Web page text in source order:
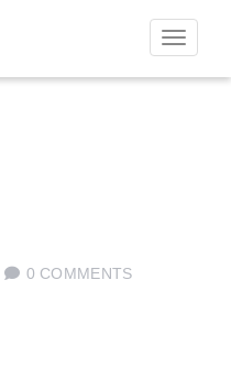
Toggle
0 COMMENTS